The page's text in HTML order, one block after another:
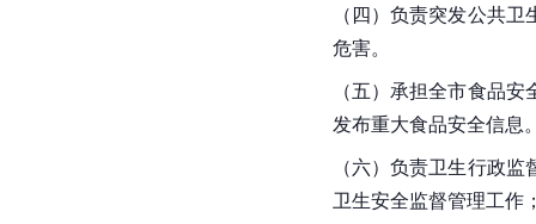
（四）负责突发公共
危害。
（五）承担全市食品
发布重大食品安全信息
（六）负责卫生行政
卫生安全监督管理工作